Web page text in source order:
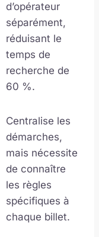
d’opérateur
séparément,
réduisant le
temps de
recherche de
60 %.
Centralise les
démarches,
mais nécessite
de connaître
les règles
spécifiques à
chaque billet.